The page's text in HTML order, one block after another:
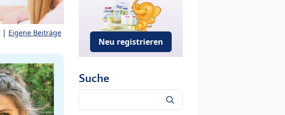
| Eigene Beiträge
Neu registrieren
Suche